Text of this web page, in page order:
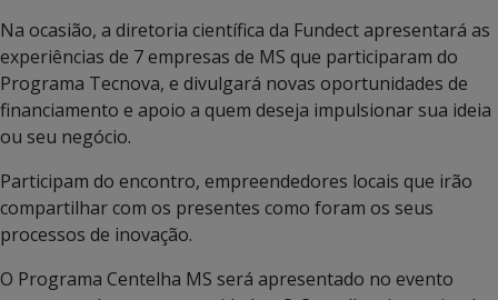
Na ocasião, a diretoria científica da Fundect apresentará as
experiências de 7 empresas de MS que participaram do
Programa Tecnova, e divulgará novas oportunidades de
financiamento e apoio a quem deseja impulsionar sua ideia
ou seu negócio.
Participam do encontro, empreendedores locais que irão
compartilhar com os presentes como foram os seus
processos de inovação.
O Programa Centelha MS será apresentado no evento